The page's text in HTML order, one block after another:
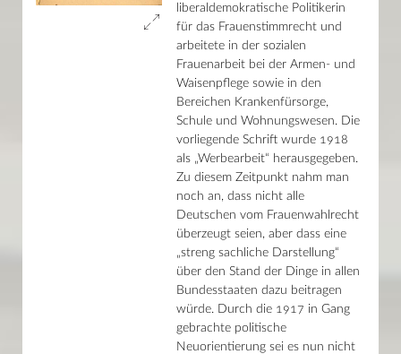
Andere Seiten aufschlagen
Die deutsche Feldpresse 1914/18
Das Runde und das Eckige
Illustrationen zum Nibelungenlied
Wolfgang Amadeus Mozart
Fortschritt hat Tradition
Das Speyerer Evangelistar
Buch und Druck in der Residenz
Meines Schiffes Steuer führ ich
Joseph Victor von Scheffel
Robert und Clara Schumann
liberaldemokratische Politikerin
für das Frauenstimmrecht und
arbeitete in der sozialen
Frauenarbeit bei der Armen- und
Waisenpflege sowie in den
Bereichen Krankenfürsorge,
Schule und Wohnungswesen. Die
vorliegende Schrift wurde 1918
als „Werbearbeit“ herausgegeben.
Zu diesem Zeitpunkt nahm man
noch an, dass nicht alle
Deutschen vom Frauenwahlrecht
überzeugt seien, aber dass eine
„streng sachliche Darstellung“
über den Stand der Dinge in allen
Bundesstaaten dazu beitragen
würde. Durch die 1917 in Gang
gebrachte politische
Neuorientierung sei es nun nicht